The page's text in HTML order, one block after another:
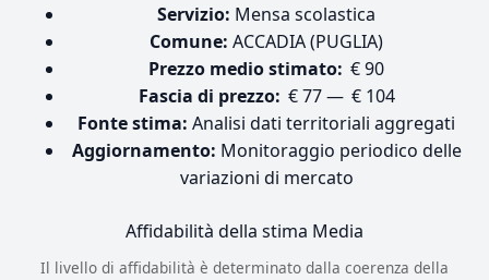
Servizio: Mensa scolastica
Comune: ACCADIA (PUGLIA)
Prezzo medio stimato: € 90
Fascia di prezzo: € 77 — € 104
Fonte stima: Analisi dati territoriali aggregati
Aggiornamento: Monitoraggio periodico delle
variazioni di mercato
Affidabilità della stima Media
Il livello di affidabilità è determinato dalla coerenza della